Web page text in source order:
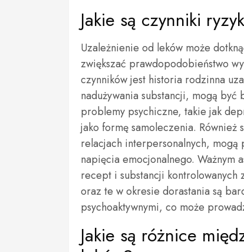
Jakie są czynniki
Uzależnienie od leków może
zwiększać prawdopodobieństwo
czynników jest historia rodzinna
nadużywania substancji, mogą
problemy psychiczne, takie jak
jako formę samoleczenia.
relacjach interpersonalnych, mogą
napięcia emocjonalnego. Ważnym
recept i substancji kontrolowanych
oraz te w okresie dorastania są
psychoaktywnymi, co może
Jakie są różnice